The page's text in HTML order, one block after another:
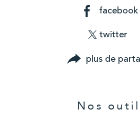
facebook
twitter
plus de
Nos